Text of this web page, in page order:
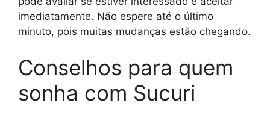
imediatamente. Não espere até o último
minuto, pois muitas mudanças estão chegando.
Conselhos para quem
sonha com Sucuri